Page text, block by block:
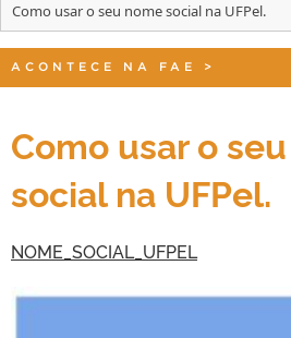
Como usar o seu nome social na UFPel.
ACONTECE NA FAE >
Como usar o
social na UFPel.
NOME_SOCIAL_UFPEL